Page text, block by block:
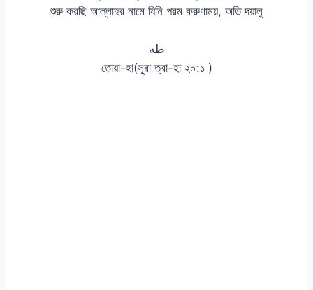
শুরু করছি আল্লাহর নামে যিনি পরম করুণাময়, অতি দয়ালু
طه
তোয়া-হা(সূরা ত্বা-হা ২০:১ )